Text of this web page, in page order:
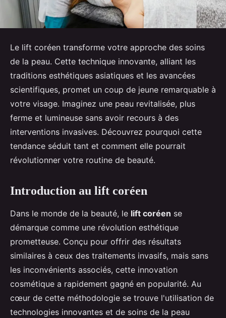
Le lift coréen transforme votre approche des soins
de la peau. Cette technique innovante, alliant les
traditions esthétiques asiatiques et les avancées
scientifiques, promet un coup de jeune remarquable à
votre visage. Imaginez une peau revitalisée, plus
ferme et lumineuse sans avoir recours à des
interventions invasives. Découvrez pourquoi cette
tendance séduit tant et comment elle pourrait
révolutionner votre routine de beauté.
Introduction au lift coréen
Dans le monde de la beauté, le lift coréen se
démarque comme une révolution esthétique
prometteuse. Conçu pour offrir des résultats
similaires à ceux des traitements invasifs, mais sans
les inconvénients associés, cette innovation
cosmétique a rapidement gagné en popularité. Au
cœur de cette méthodologie se trouve l'utilisation de
technologies innovantes et de soins de la peau